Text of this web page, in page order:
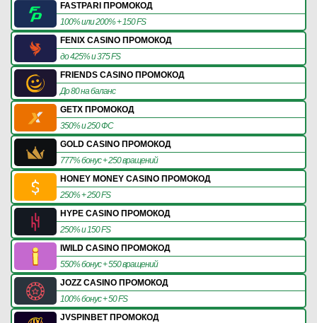
FASTPARI ПРОМОКОД
100% или 200% + 150 FS
FENIX CASINO ПРОМОКОД
до 425% и 375 FS
FRIENDS CASINO ПРОМОКОД
До 80 на баланс
GETX ПРОМОКОД
350% и 250 ФС
GOLD CASINO ПРОМОКОД
777% бонус + 250 вращений
HONEY MONEY CASINO ПРОМОКОД
250% + 250 FS
HYPE CASINO ПРОМОКОД
250% и 150 FS
IWILD CASINO ПРОМОКОД
550% бонус + 550 вращений
JOZZ CASINO ПРОМОКОД
100% бонус + 50 FS
JVSPINBET ПРОМОКОД